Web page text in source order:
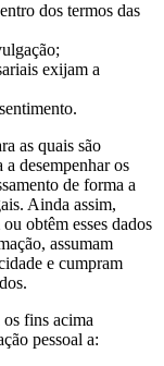
dos termos das
exijam a
as quais são
desempenhar os
de forma a
Ainda assim,
obtêm esses dados
assumam
e cumpram
fins acima
pessoal a: